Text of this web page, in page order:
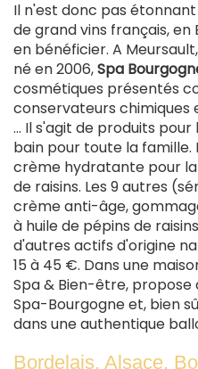
Il n'est donc pas
de grand vins français,
en bénéficier. A
né en 2006,Spa
cosmétiques présentés
conservateurs
... Il s'agit de produits
bain pour toute la
crème hydratante pour
de raisins. Les 9 autres
crème anti-âge,
à huile de pépins de
d'autres actifs d'origine
15 à 45 €. Dans une
Spa & Bien-être,
Spa-Bourgogne et, bien
dans une authentique
Bordelais, Alsace,